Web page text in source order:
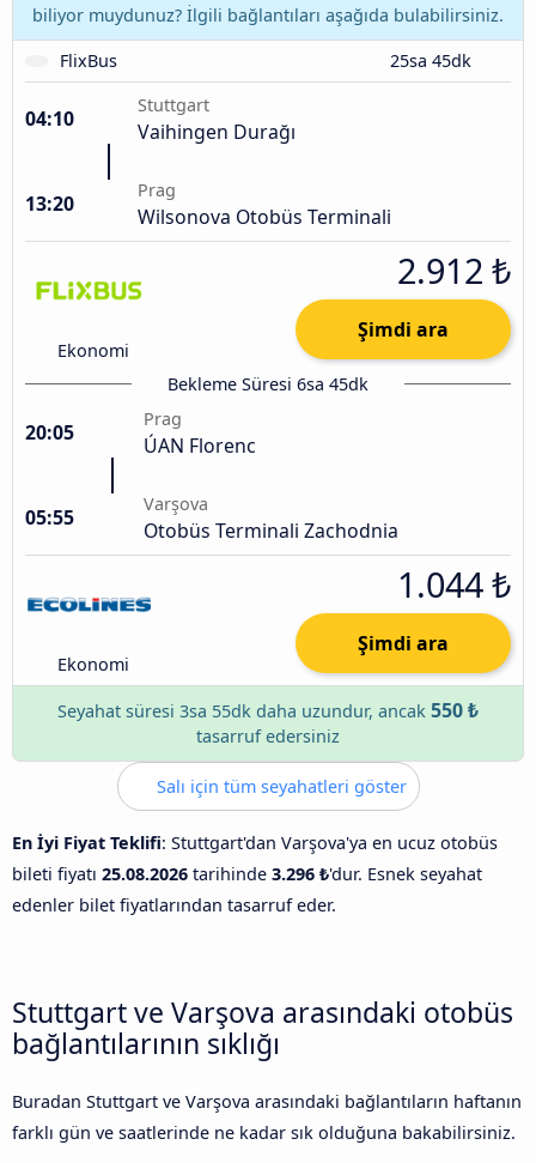
biliyor muydunuz? İlgili bağlantıları aşağıda bulabilirsiniz.
FlixBus
25sa 45dk
04:10
Stuttgart
Vaihingen Durağı
13:20
Prag
Wilsonova Otobüs Terminali
Ekonomi
2.912 ₺
Şimdi ara
Bekleme Süresi 6sa 45dk
20:05
Prag
ÚAN Florenc
05:55
Varşova
Otobüs Terminali Zachodnia
Ekonomi
1.044 ₺
Şimdi ara
Seyahat süresi 3sa 55dk daha uzundur, ancak 550 ₺
tasarruf edersiniz
Salı için tüm seyahatleri göster
En İyi Fiyat Teklifi: Stuttgart'dan Varşova'ya en ucuz otobüs
bileti fiyatı 25.08.2026 tarihinde 3.296 ₺'dur. Esnek seyahat
edenler bilet fiyatlarından tasarruf eder.
Stuttgart ve Varşova arasındaki otobüs
bağlantılarının sıklığı
Buradan Stuttgart ve Varşova arasındaki bağlantıların haftanın
farklı gün ve saatlerinde ne kadar sık olduğuna bakabilirsiniz.